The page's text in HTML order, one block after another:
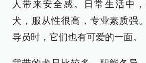
人带来安全感。日常生活中
犬，服从性很高，专业素质强
导员时，它们也有可爱的一面。